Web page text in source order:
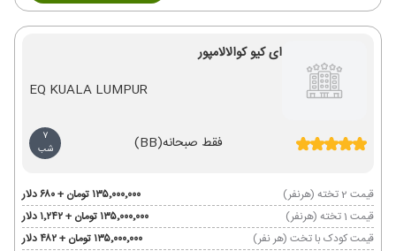
ای کیو کوالالامپور
EQ KUALA LUMPUR
فقط صبحانه(BB)
7
شب
قیمت 2 تخته (هرنفر)
۱۳۵٬۰۰۰٬۰۰۰ تومان + ۶۸۰ دلار
قیمت 1 تخته (هرنفر)
۱۳۵٬۰۰۰٬۰۰۰ تومان + ۱٬۲۴۲ دلار
قیمت کودک با تخت (هر نفر)
۱۳۵٬۰۰۰٬۰۰۰ تومان + ۴۸۲ دلار